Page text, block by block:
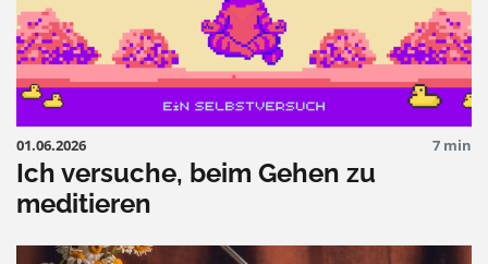
01.06.2026 7 min
Ich versuche, beim Gehen zu
meditieren